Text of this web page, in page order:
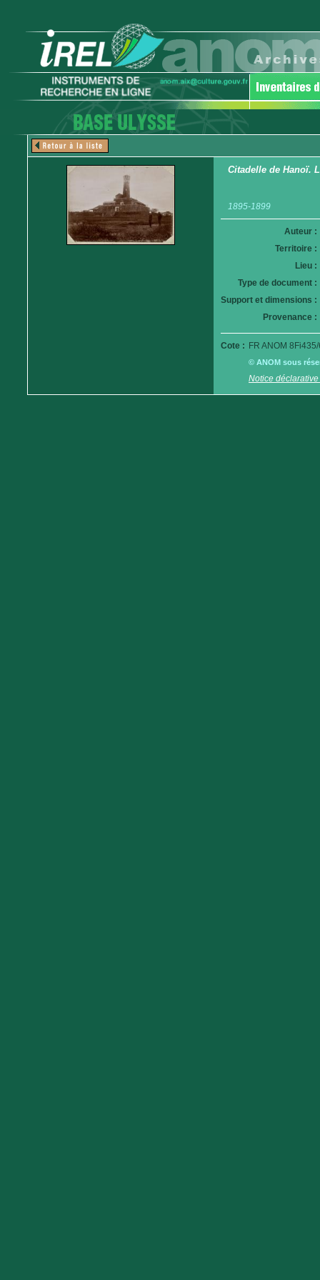
Citadelle de Hanoï.
1895-1899
Auteur :
Territoire :
Lieu :
Type de document :
Support et dimensions :
Provenance :
Cote : FR ANOM
© ANOM sous
Notice